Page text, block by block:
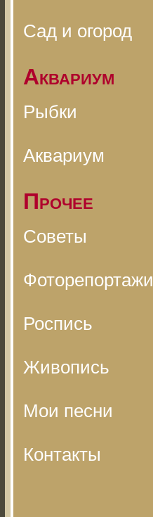
Сад и огород
Аквариум
Рыбки
Аквариум
Прочее
Советы
Фоторепортажи
Роспись
Живопись
Мои песни
Контакты